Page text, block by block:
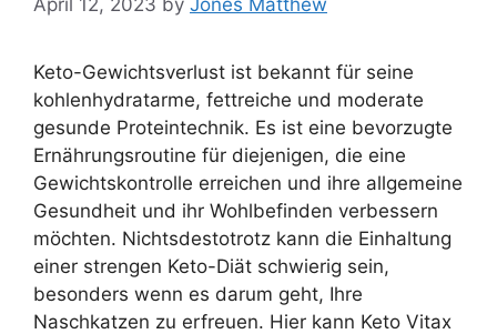
Keto-Gewichtsverlust ist bekannt für seine
kohlenhydratarme, fettreiche und moderate
gesunde Proteintechnik. Es ist eine bevorzugte
Ernährungsroutine für diejenigen, die eine
Gewichtskontrolle erreichen und ihre allgemeine
Gesundheit und ihr Wohlbefinden verbessern
möchten. Nichtsdestotrotz kann die Einhaltung
einer strengen Keto-Diät schwierig sein,
besonders wenn es darum geht, Ihre
Naschkatzen zu erfreuen. Hier kann Keto Vitax